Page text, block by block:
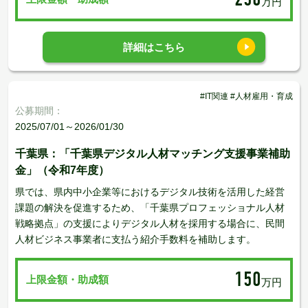
詳細はこちら
#IT関連 #人材雇用・育成
公募期間：
2025/07/01～2026/01/30
千葉県：「千葉県デジタル人材マッチング支援事業補助
金」（令和7年度）
県では、県内中小企業等におけるデジタル技術を活用した経営
課題の解決を促進するため、「千葉県プロフェッショナル人材
戦略拠点」の支援によりデジタル人材を採用する場合に、民間
人材ビジネス事業者に支払う紹介手数料を補助します。
上限金額・助成額 150万円